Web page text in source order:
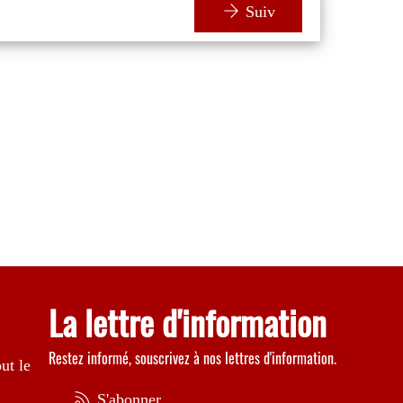
Suiv
le
La lettre d'information
Restez informé, souscrivez à nos lettres d'information.
S'abonner